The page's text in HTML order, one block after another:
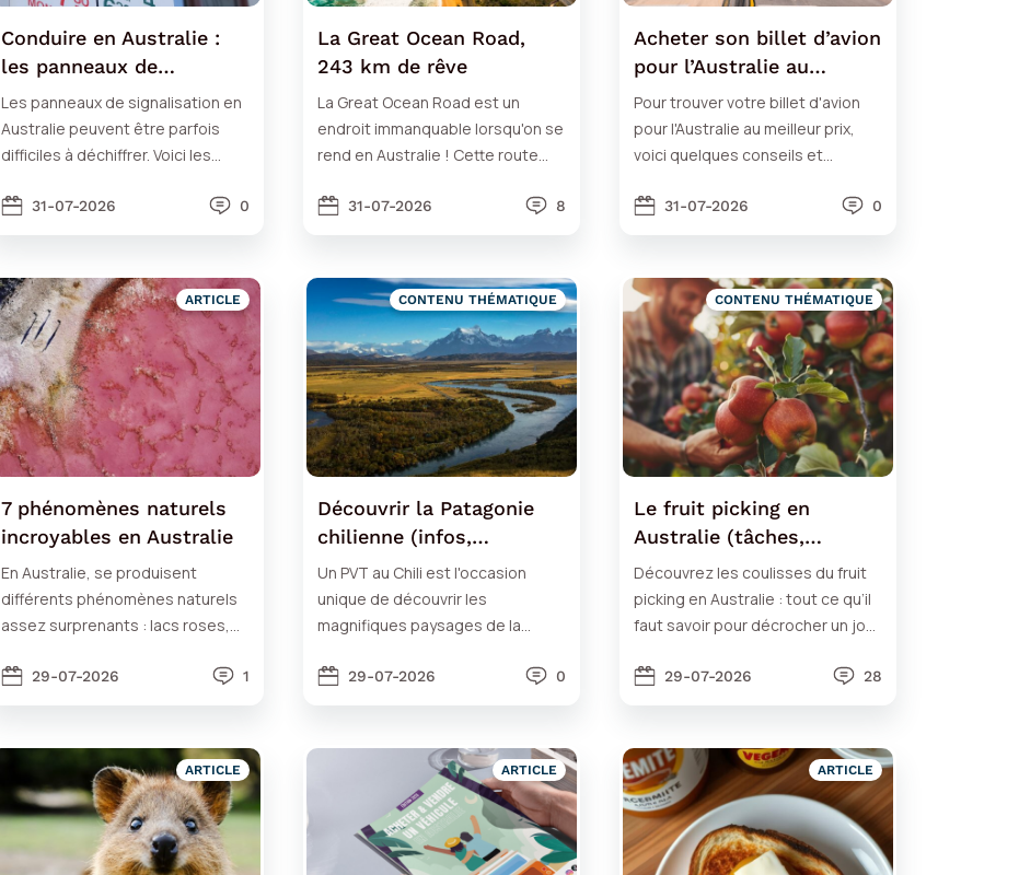
Conduire en Australie :
les panneaux de
signalisation
Les panneaux de signalisation en
Australie peuvent être parfois
difficiles à déchiffrer. Voici les
31-07-2026 0
La Great Ocean Road,
243 km de rêve
La Great Ocean Road est un
endroit immanquable lorsqu'on se
rend en Australie ! Cette route
31-07-2026 8
Acheter son billet d’avion
pour l’Australie au
meilleur prix
Pour trouver votre billet d'avion
pour l'Australie au meilleur prix,
voici quelques conseils et
quel site ?
31-07-2026 0
ARTICLE
7 phénomènes naturels
incroyables en Australie
En Australie, se produisent
différents phénomènes naturels
assez surprenants : lacs roses,
29-07-2026 1
CONTENU THÉMATIQUE
Découvrir la Patagonie
chilienne (infos,
conseils…)
Un PVT au Chili est l'occasion
unique de découvrir les
magnifiques paysages de la
tente ?29-07-2026 0
CONTENU THÉMATIQUE
Le fruit picking en
Australie (tâches,
rémunération, régions…)
Découvrez les coulisses du fruit
picking en Australie : tout ce qu’il
faut savoir pour décrocher un job
29-07-2026 28
ARTICLE ARTICLE ARTICLE